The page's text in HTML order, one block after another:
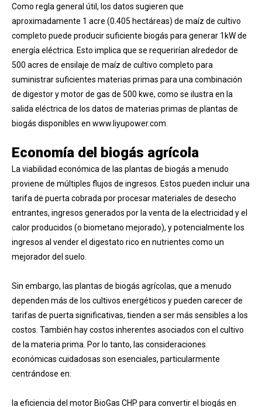
Como regla general útil, los datos sugieren que
aproximadamente 1 acre (0.405 hectáreas) de maíz de cultivo
completo puede producir suficiente biogás para generar 1kW de
energía eléctrica. Esto implica que se requerirían alrededor de
500 acres de ensilaje de maíz de cultivo completo para
suministrar suficientes materias primas para una combinación
de digestor y motor de gas de 500 kwe, como se ilustra en la
salida eléctrica de los datos de materias primas de plantas de
biogás disponibles en www.liyupower.com.
Economía del biogás agrícola
La viabilidad económica de las plantas de biogás a menudo
proviene de múltiples flujos de ingresos. Estos pueden incluir una
tarifa de puerta cobrada por procesar materiales de desecho
entrantes, ingresos generados por la venta de la electricidad y el
calor producidos (o biometano mejorado), y potencialmente los
ingresos al vender el digestato rico en nutrientes como un
mejorador del suelo.
Sin embargo, las plantas de biogás agrícolas, que a menudo
dependen más de los cultivos energéticos y pueden carecer de
tarifas de puerta significativas, tienden a ser más sensibles a los
costos. También hay costos inherentes asociados con el cultivo
de la materia prima. Por lo tanto, las consideraciones
económicas cuidadosas son esenciales, particularmente
centrándose en:
la eficiencia del motor BioGas CHP para convertir el biogás en